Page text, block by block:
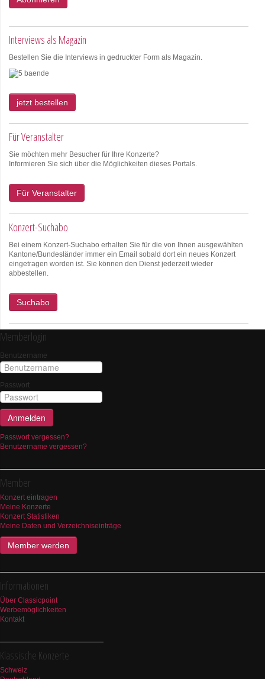
Interviews als Magazin
Bestellen Sie die Interviews in gedruckter Form als Magazin.
jetzt bestellen
Für Veranstalter
Sie möchten mehr Besucher für Ihre Konzerte?
Informieren Sie sich über die Möglichkeiten dieses Portals.
Für Veranstalter
Konzert-Suchabo
Bei einem Konzert-Suchabo erhalten Sie für die von Ihnen ausgewählten
Kantone/Bundesländer immer ein Email sobald dort ein neues Konzert
eingetragen worden ist. Sie können den Dienst jederzeit wieder
abbestellen.
Suchabo
Memberlogin
Benutzername
Passwort
Anmelden
Passwort vergessen?
Benutzername vergessen?
Member
Konzert eintragen
Meine Konzerte
Konzert Statistiken
Meine Daten und Verzeichniseinträge
Member werden
Informationen
Über Classicpoint
Werbemöglichkeiten
Kontakt
Klassische Konzerte
Schweiz